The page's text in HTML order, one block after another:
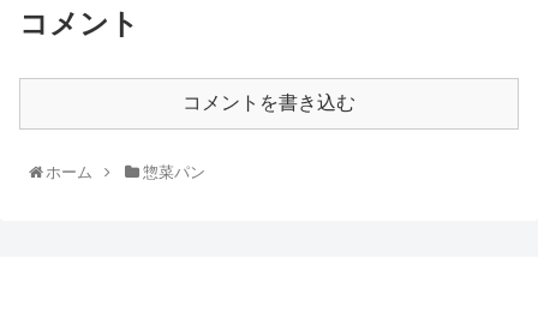
コメント
コメントを書き込む
ホーム 惣菜パン